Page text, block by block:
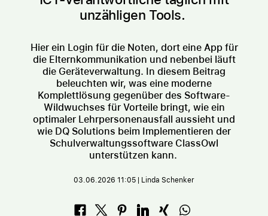
unzähligen Tools.
Hier ein Login für die Noten, dort eine App für
die Elternkommunikation und nebenbei läuft
die Geräteverwaltung. In diesem Beitrag
beleuchten wir, was eine moderne
Komplettlösung gegenüber des Software-
Wildwuchses für Vorteile bringt, wie ein
optimaler Lehrpersonenausfall aussieht und
wie DQ Solutions beim Implementieren der
Schulverwaltungssoftware ClassOwl
unterstützen kann.
03.06.2026 11:05 | Linda Schenker
Facebook
TwitterPinterestLinkedIn
XingWhatsApp